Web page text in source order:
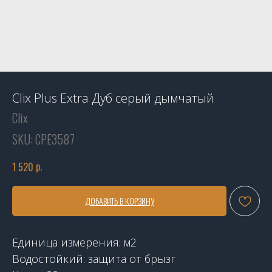
Clix Plus Extra Дуб серый дымчатый
Clix
SKU:СРЕ3587
1 520 р.
ДОБАВИТЬ В КОРЗИНУ
Единица измерения: м2
Водостойкий: защита от брызг